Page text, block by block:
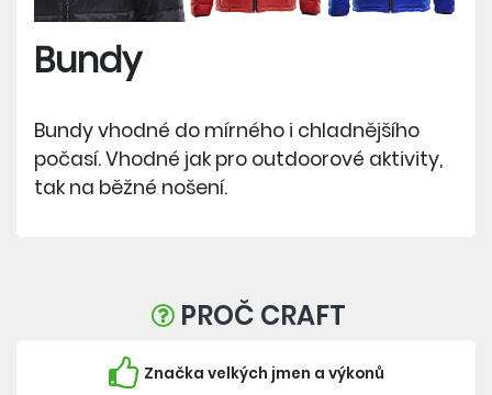
Bundy
Bundy vhodné do mírného i chladnějšího
počasí. Vhodné jak pro outdoorové aktivity,
tak na běžné nošení.
PROČ CRAFT
Značka velkých jmen a výkonů